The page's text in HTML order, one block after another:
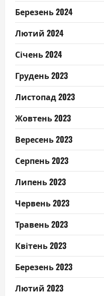
Березень 2024
Лютий 2024
Січень 2024
Грудень 2023
Листопад 2023
Жовтень 2023
Вересень 2023
Серпень 2023
Липень 2023
Червень 2023
Травень 2023
Квітень 2023
Березень 2023
Лютий 2023